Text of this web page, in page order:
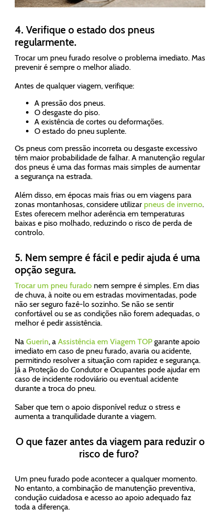
4. Verifique o estado dos pneus
regularmente.
Trocar um pneu furado resolve o problema imediato. Mas
prevenir é sempre o melhor aliado.
Antes de qualquer viagem, verifique:
A pressão dos pneus.
O desgaste do piso.
A existência de cortes ou deformações.
O estado do pneu suplente.
Os pneus com pressão incorreta ou desgaste excessivo
têm maior probabilidade de falhar. A manutenção regular
dos pneus é uma das formas mais simples de aumentar
a segurança na estrada.
Além disso, em épocas mais frias ou em viagens para
zonas montanhosas, considere utilizar pneus de inverno.
Estes oferecem melhor aderência em temperaturas
baixas e piso molhado, reduzindo o risco de perda de
controlo.
5. Nem sempre é fácil e pedir ajuda é uma
opção segura.
Trocar um pneu furado nem sempre é simples. Em dias
de chuva, à noite ou em estradas movimentadas, pode
não ser seguro fazê-lo sozinho. Se não se sentir
confortável ou se as condições não forem adequadas, o
melhor é pedir assistência.
Na Guerin, a Assistência em Viagem TOP garante apoio
imediato em caso de pneu furado, avaria ou acidente,
permitindo resolver a situação com rapidez e segurança.
Já a Proteção do Condutor e Ocupantes pode ajudar em
caso de incidente rodoviário ou eventual acidente
durante a troca do pneu.
Saber que tem o apoio disponível reduz o stress e
aumenta a tranquilidade durante a viagem.
O que fazer antes da viagem para reduzir o
risco de furo?
Um pneu furado pode acontecer a qualquer momento.
No entanto, a combinação de manutenção preventiva,
condução cuidadosa e acesso ao apoio adequado faz
toda a diferença.